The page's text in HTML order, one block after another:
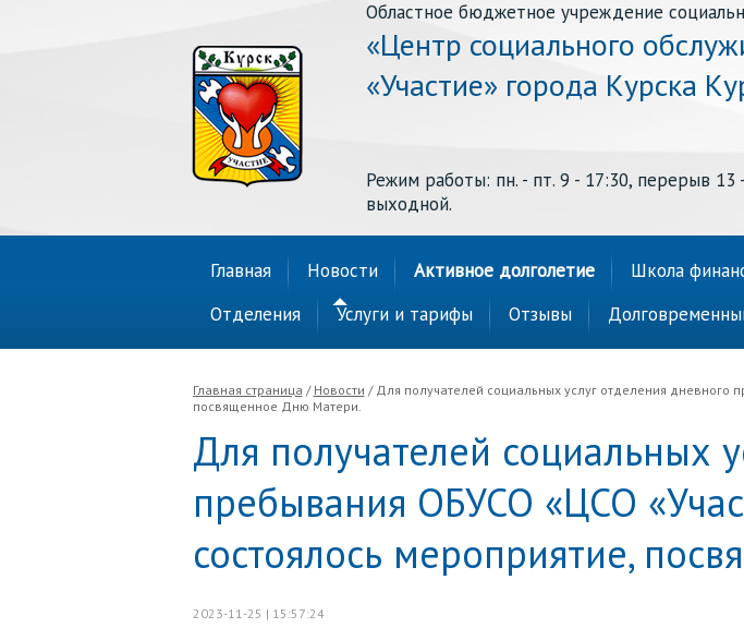
Областное бюджетное учреждение
«Центр социального
«Участие» города Курска
Режим работы: пн. - пт. 9 - 17:30, перерыв 13
выходной.
Главная Новости Активное долголетие Школа
Отделения
Услуги и тарифы Отзывы
Главная страница / Новости / Для получателей социальных услуг отделения дневного
посвященное Дню Матери.
Для получателей социальных
пребывания ОБУСО «ЦСО
состоялось мероприятие,
2023-11-25 | 15:57:24